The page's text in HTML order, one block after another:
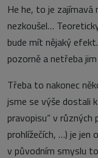
He he, to je zajímavá
nezkoušel…
bude mít nějaký
pozorně a netřeba
Třeba to nakonec
jsme se výše dostali
pravopisu“ v různých
prohlížečích, …) je jen
v původním smyslu